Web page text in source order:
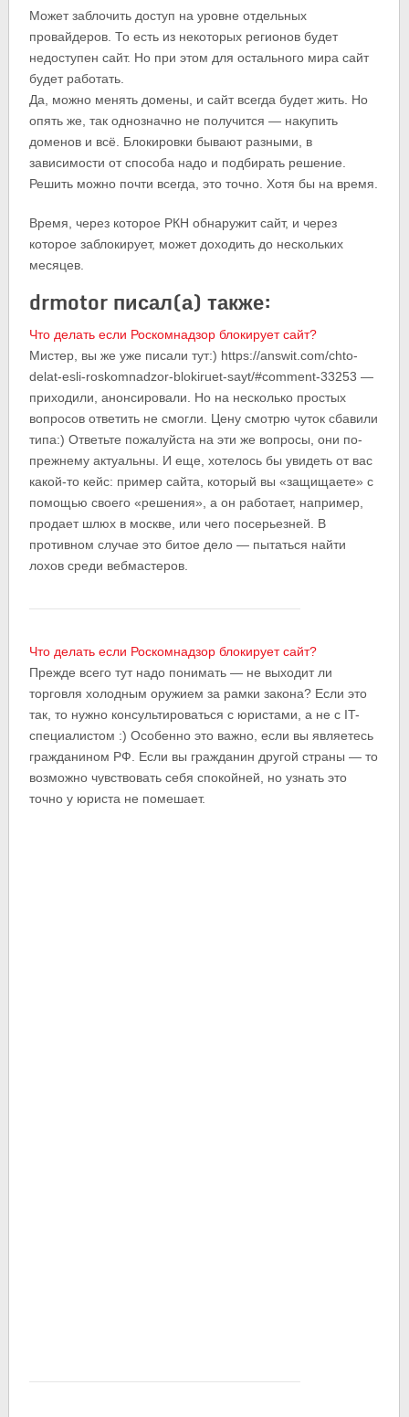
Может заблочить доступ на уровне отдельных
провайдеров. То есть из некоторых регионов будет
недоступен сайт. Но при этом для остального мира сайт
будет работать.
Да, можно менять домены, и сайт всегда будет жить. Но
опять же, так однозначно не получится — накупить
доменов и всё. Блокировки бывают разными, в
зависимости от способа надо и подбирать решение.
Решить можно почти всегда, это точно. Хотя бы на время.
Время, через которое РКН обнаружит сайт, и через
которое заблокирует, может доходить до нескольких
месяцев.
drmotor писал(а) также:
Что делать если Роскомнадзор блокирует сайт?
Мистер, вы же уже писали тут:) https://answit.com/chto-
delat-esli-roskomnadzor-blokiruet-sayt/#comment-33253 —
приходили, анонсировали. Но на несколько простых
вопросов ответить не смогли. Цену смотрю чуток сбавили
типа:) Ответьте пожалуйста на эти же вопросы, они по-
прежнему актуальны. И еще, хотелось бы увидеть от вас
какой-то кейс: пример сайта, который вы «защищаете» с
помощью своего «решения», а он работает, например,
продает шлюх в москве, или чего посерьезней. В
противном случае это битое дело — пытаться найти
лохов среди вебмастеров.
Что делать если Роскомнадзор блокирует сайт?
Прежде всего тут надо понимать — не выходит ли
торговля холодным оружием за рамки закона? Если это
так, то нужно консультироваться с юристами, а не с IT-
специалистом :) Особенно это важно, если вы являетесь
гражданином РФ. Если вы гражданин другой страны — то
возможно чувствовать себя спокойней, но узнать это
точно у юриста не помешает.